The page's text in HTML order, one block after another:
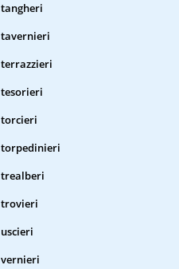
tangheri
tavernieri
terrazzieri
tesorieri
torcieri
torpedinieri
trealberi
trovieri
uscieri
vernieri